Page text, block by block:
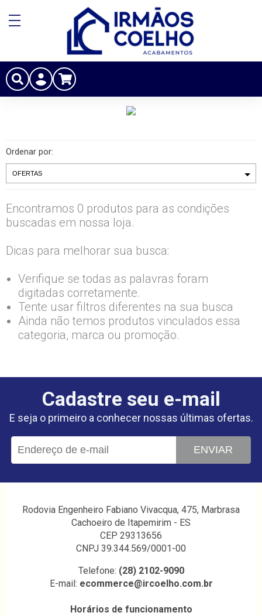
Ordenar por:
Encontramos 0 produtos para as condições
buscadas em nossa loja.
Dicas para melhorar sua busca:
Verifique se todas as palavras foram
digitadas corretamente.
Tente usar filtros diferentes na sua busca
Ainda não temos produtos vinculados essa
categoria, marca ou promoção.
Cadastre seu e-mail
E seja o primeiro a conhecer nossas últimas ofertas.
ENVIAR
Rodovia Engenheiro Fabiano Vivacqua, 475, Marbrasa
Cachoeiro de Itapemirim - ES
CEP 29313656
CNPJ 39.344.569/0001-00
Telefone: (28) 2102-9090
E-mail: ecommerce@ircoelho.com.br
Horários de funcionamento